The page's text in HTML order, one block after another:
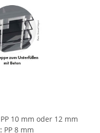
PP 10 mm oder 12 mm
PP 8 mm